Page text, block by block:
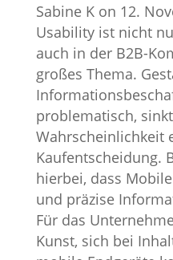
Sabine K on 12.
Usability ist nicht
auch in der B2B-
großes Thema.
problematisch,
Wahrscheinlichkeit
Kaufentscheidung.
hierbei, dass
und präzise
Für das
Kunst, sich bei